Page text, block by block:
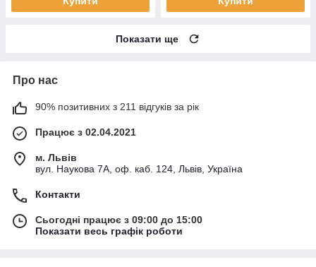
Показати ще
Про нас
90% позитивних з 211 відгуків за рік
Працює з 02.04.2021
м. Львів
вул. Наукова 7А, оф. каб. 124, Львів, Україна
Контакти
Сьогодні працює з 09:00 до 15:00
Показати весь графік роботи